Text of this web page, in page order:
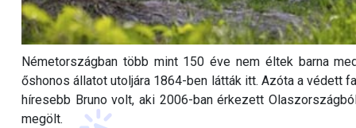
Németországban több mint 150 éve nem éltek barna
őshonos állatot utoljára 1864-ben látták itt. Azóta a védett
híresebb Bruno volt, aki 2006-ban érkezett
megölt.